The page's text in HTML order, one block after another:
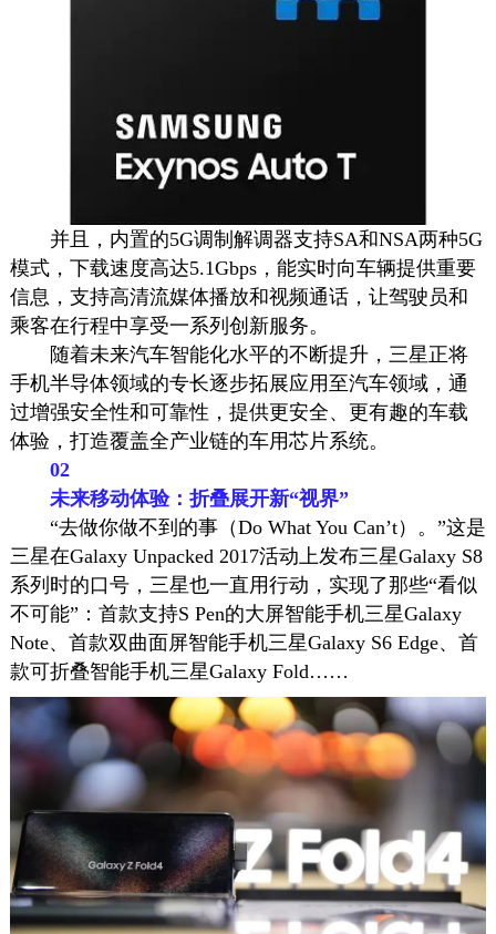
并且，内置的5G调制解调器支持SA和NSA两种5G
模式，下载速度高达5.1Gbps，能实时向车辆提供重要
信息，支持高清流媒体播放和视频通话，让驾驶员和
乘客在行程中享受一系列创新服务。
随着未来汽车智能化水平的不断提升，三星正将
手机半导体领域的专长逐步拓展应用至汽车领域，通
过增强安全性和可靠性，提供更安全、更有趣的车载
体验，打造覆盖全产业链的车用芯片系统。
02
未来移动体验：折叠展开新“视界”
“去做你做不到的事（Do What You Can’t）。”这是
三星在Galaxy Unpacked 2017活动上发布三星Galaxy S8
系列时的口号，三星也一直用行动，实现了那些“看似
不可能”：首款支持S Pen的大屏智能手机三星Galaxy
Note、首款双曲面屏智能手机三星Galaxy S6 Edge、首
款可折叠智能手机三星Galaxy Fold……